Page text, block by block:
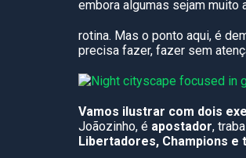
embora algumas sejam muito
rotina. Mas o ponto aqui, é
precisa fazer, fazer sem
Vamos ilustrar com dois
Joãozinho, é apostador,
Libertadores, Champions